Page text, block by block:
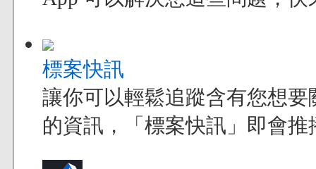
標案快訊
讓你可以輕鬆追蹤含有您想
的資訊，「標案快訊」即會推